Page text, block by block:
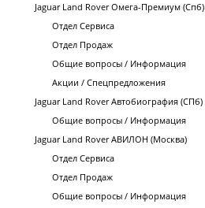
Jaguar Land Rover Омега-Премиум (Спб)
Отдел Сервиса
Отдел Продаж
Общие вопросы / Информация
Акции / Спецпредложения
Jaguar Land Rover Автобиография (СПб)
Общие вопросы / Информация
Jaguar Land Rover АВИЛОН (Москва)
Отдел Сервиса
Отдел Продаж
Общие вопросы / Информация